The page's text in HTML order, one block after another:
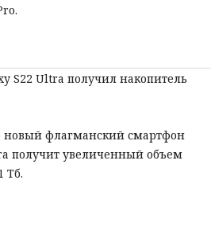
S22 Ultra получил накопитель
новый флагманский смартфон
получит увеличенный объем
Тб.